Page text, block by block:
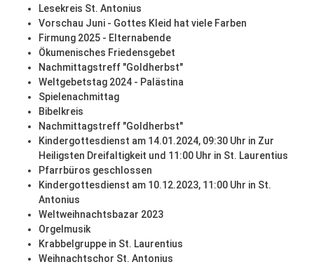
Lesekreis St. Antonius
Vorschau Juni - Gottes Kleid hat viele Farben
Firmung 2025 - Elternabende
Ökumenisches Friedensgebet
Nachmittagstreff "Goldherbst"
Weltgebetstag 2024 - Palästina
Spielenachmittag
Bibelkreis
Nachmittagstreff "Goldherbst"
Kindergottesdienst am 14.01.2024, 09:30 Uhr in Zur
Heiligsten Dreifaltigkeit und 11:00 Uhr in St. Laurentius
Pfarrbüros geschlossen
Kindergottesdienst am 10.12.2023, 11:00 Uhr in St.
Antonius
Weltweihnachtsbazar 2023
Orgelmusik
Krabbelgruppe in St. Laurentius
Weihnachtschor St. Antonius